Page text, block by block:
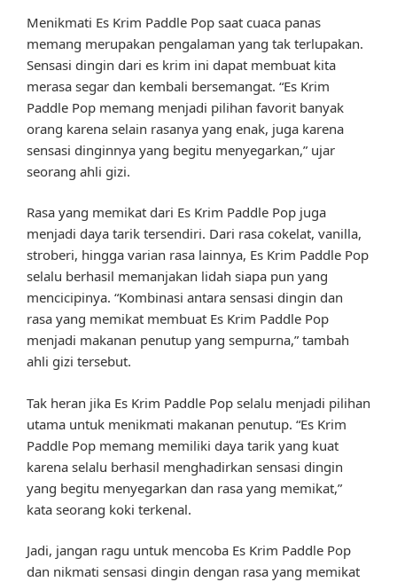
Menikmati Es Krim Paddle Pop saat cuaca panas
memang merupakan pengalaman yang tak terlupakan.
Sensasi dingin dari es krim ini dapat membuat kita
merasa segar dan kembali bersemangat. “Es Krim
Paddle Pop memang menjadi pilihan favorit banyak
orang karena selain rasanya yang enak, juga karena
sensasi dinginnya yang begitu menyegarkan,” ujar
seorang ahli gizi.
Rasa yang memikat dari Es Krim Paddle Pop juga
menjadi daya tarik tersendiri. Dari rasa cokelat, vanilla,
stroberi, hingga varian rasa lainnya, Es Krim Paddle Pop
selalu berhasil memanjakan lidah siapa pun yang
mencicipinya. “Kombinasi antara sensasi dingin dan
rasa yang memikat membuat Es Krim Paddle Pop
menjadi makanan penutup yang sempurna,” tambah
ahli gizi tersebut.
Tak heran jika Es Krim Paddle Pop selalu menjadi pilihan
utama untuk menikmati makanan penutup. “Es Krim
Paddle Pop memang memiliki daya tarik yang kuat
karena selalu berhasil menghadirkan sensasi dingin
yang begitu menyegarkan dan rasa yang memikat,”
kata seorang koki terkenal.
Jadi, jangan ragu untuk mencoba Es Krim Paddle Pop
dan nikmati sensasi dingin dengan rasa yang memikat